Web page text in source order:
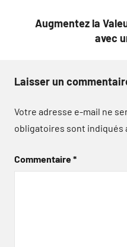
Augmentez la
avec
Laisser un
Votre adresse e-mail ne
obligatoires sont indiqués
Commentaire*